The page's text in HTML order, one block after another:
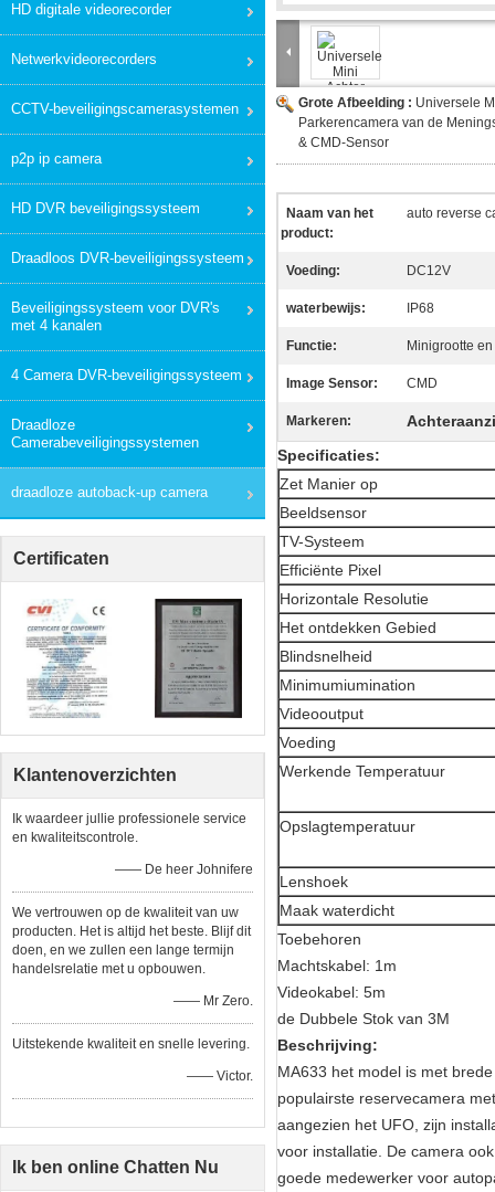
HD digitale videorecorder
Netwerkvideorecorders
CCTV-beveiligingscamerasystemen
p2p ip camera
HD DVR beveiligingssysteem
Draadloos DVR-beveiligingssysteem
Beveiligingssysteem voor DVR's
met 4 kanalen
4 Camera DVR-beveiligingssysteem
Draadloze
Camerabeveiligingssystemen
draadloze autoback-up camera
Certificaten
Klantenoverzichten
Ik waardeer jullie professionele service
en kwaliteitscontrole.
—— De heer Johnifere
We vertrouwen op de kwaliteit van uw
producten. Het is altijd het beste. Blijf dit
doen, en we zullen een lange termijn
handelsrelatie met u opbouwen.
—— Mr Zero.
Uitstekende kwaliteit en snelle levering.
—— Victor.
Ik ben online Chatten Nu
Grote Afbeelding : Universele
Parkerencamera van de
& CMD-Sensor
Naam van het
product:
auto reverse
Voeding: DC12V
waterbewijs: IP68
Functie: Minigrootte
Image Sensor: CMD
Markeren:
Specificaties:
Zet Manier op
Beeldsensor
TV-Systeem
Efficiënte Pixel
Horizontale Resolutie
Het ontdekken Gebied
Blindsnelheid
Minimumiumination
Videooutput
Voeding
Werkende Temperatuur
Opslagtemperatuur
Lenshoek
Maak waterdicht
Toebehoren
Machtskabel: 1m
Videokabel: 5m
de Dubbele Stok van 3M
Beschrijving:
MA633 het model is met
populairste reservecamera
aangezien het UFO, zijn
voor installatie. De camera
goede medewerker voor